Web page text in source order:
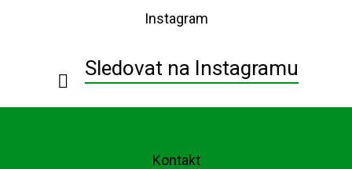
Instagram
Sledovat na Instagramu
Kontakt